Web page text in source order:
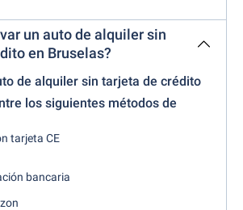
un auto de alquiler sin
en Bruselas?
de alquiler sin tarjeta de crédito
los siguientes métodos de
tarjeta CE
bancaria